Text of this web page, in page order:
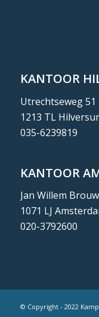
KANTOOR
Utrechtseweg 51
1213 TL
035-6239819
KANTOOR
Jan Willem
1071 LJ
020-3792600
© Copyright - 2022